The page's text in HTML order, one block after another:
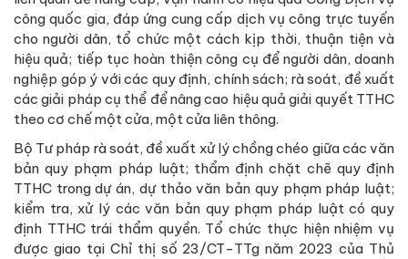
công quốc gia, đáp ứng cung cấp dịch vụ công trực tuyến
cho người dân, tổ chức một cách kịp thời, thuận tiện và
hiệu quả; tiếp tục hoàn thiện công cụ để người dân, doanh
nghiệp góp ý với các quy định, chính sách; rà soát, đề xuất
các giải pháp cụ thể để nâng cao hiệu quả giải quyết TTHC
theo cơ chế một cửa, một cửa liên thông.
Bộ Tư pháp rà soát, đề xuất xử lý chồng chéo giữa các văn
bản quy phạm pháp luật; thẩm định chặt chẽ quy định
TTHC trong dự án, dự thảo văn bản quy phạm pháp luật;
kiểm tra, xử lý các văn bản quy phạm pháp luật có quy
định TTHC trái thẩm quyền. Tổ chức thực hiện nhiệm vụ
được giao tại Chỉ thị số 23/CT-TTg năm 2023 của Thủ